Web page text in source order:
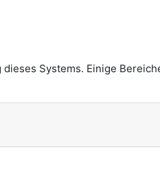
Systems. Einige